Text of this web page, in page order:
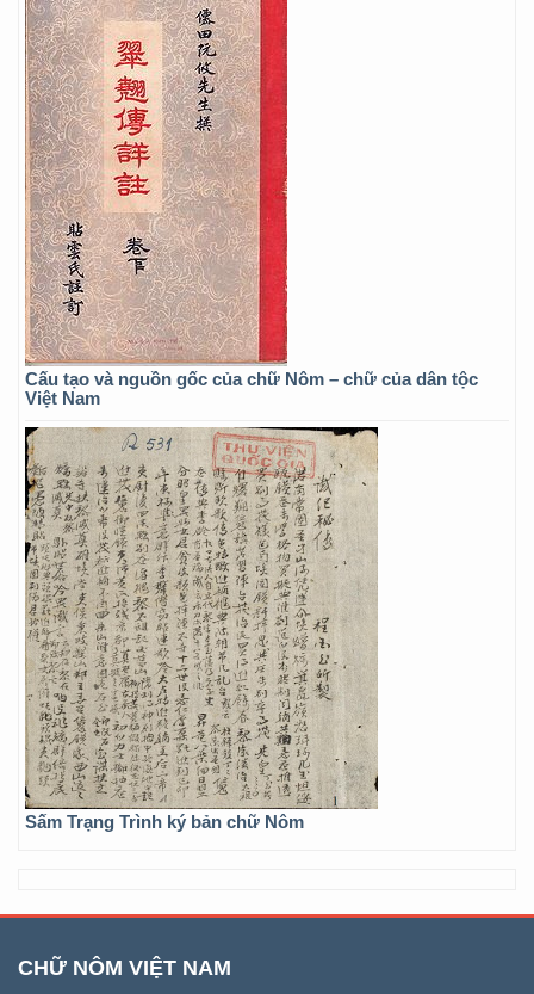
Cấu tạo và nguồn gốc của chữ Nôm – chữ của dân tộc
Việt Nam
Sấm Trạng Trình ký bản chữ Nôm
CHỮ NÔM VIỆT NAM